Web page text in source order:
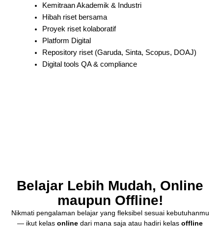
Kemitraan Akademik & Industri
Hibah riset bersama
Proyek riset kolaboratif
Platform Digital
Repository riset (Garuda, Sinta, Scopus, DOAJ)
Digital tools QA & compliance
Belajar Lebih Mudah, Online
maupun Offline!
Nikmati pengalaman belajar yang fleksibel sesuai kebutuhanmu
— ikut kelas online dari mana saja atau hadiri kelas offline